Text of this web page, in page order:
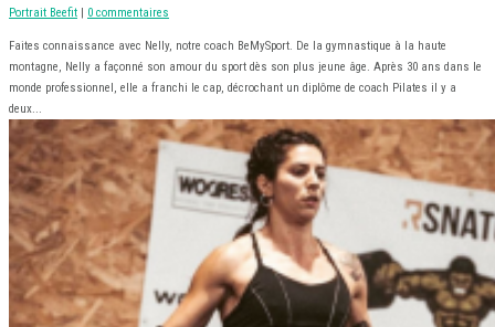
Portrait Beefit | 0 commentaires
Faites connaissance avec Nelly, notre coach BeMySport. De la gymnastique à la haute
montagne, Nelly a façonné son amour du sport dès son plus jeune âge. Après 30 ans dans le
monde professionnel, elle a franchi le cap, décrochant un diplôme de coach Pilates il y a
deux...